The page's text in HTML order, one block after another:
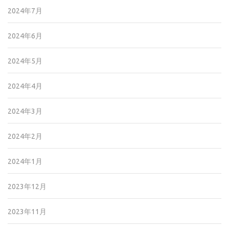
2024年7月
2024年6月
2024年5月
2024年4月
2024年3月
2024年2月
2024年1月
2023年12月
2023年11月